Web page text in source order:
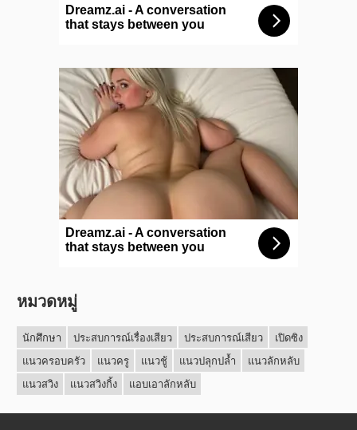
หมวดหมู่
นักศึกษา ประสบการณ์เรื่องเสียว ประสบการณ์เสียว
เปิดซิง
แนวครอบครัว
แนวครู แนวชู้ แนวปลุกปล้ำ
แนวลักหลับ
แนวสวิง
แนวสวิงกิ้ง แอบเอาลักหลับ